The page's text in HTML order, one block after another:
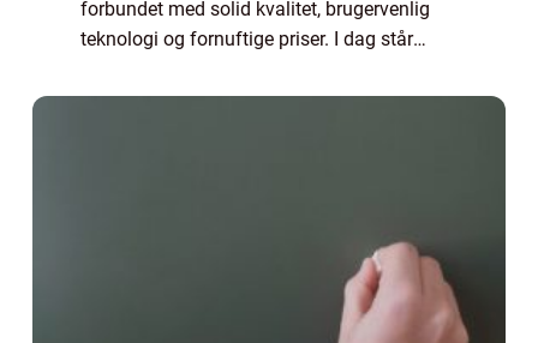
forbundet med solid kvalitet, brugervenlig
teknologi og fornuftige priser. I dag står
forandrer sig ...